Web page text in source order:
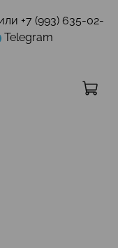
+7 (993) 635-02-
Telegram